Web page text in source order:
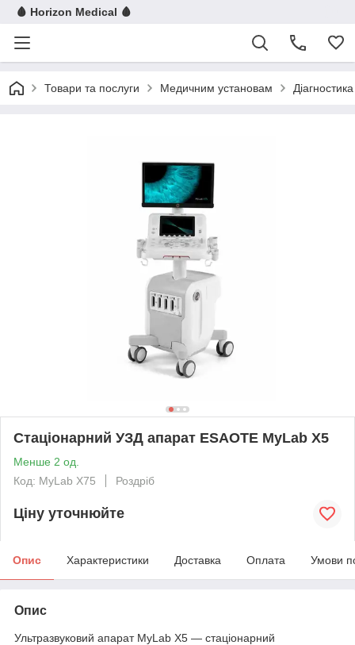
🩸 Horizon Medical 🩸
Товари та послуги Медичним установам Діагностика
Стаціонарний УЗД апарат ESAOTE MyLab X5
Менше 2 од.
Код: MyLab X75
Роздріб
Ціну уточнюйте
Опис Характеристики Доставка Оплата Умови
Опис
Ультразвуковий апарат MyLab X5 — стаціонарний